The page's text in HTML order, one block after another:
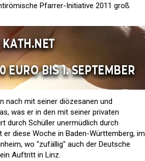
Pfarrer-Initiative 2011 groß
nach mit seiner diözesanen und
was er in den mit seiner privaten
durch Schüller unermüdlich durch
diese Woche in Baden-Württemberg, im
wo "zufällig" auch der Deutsche
Auftritt in Linz.